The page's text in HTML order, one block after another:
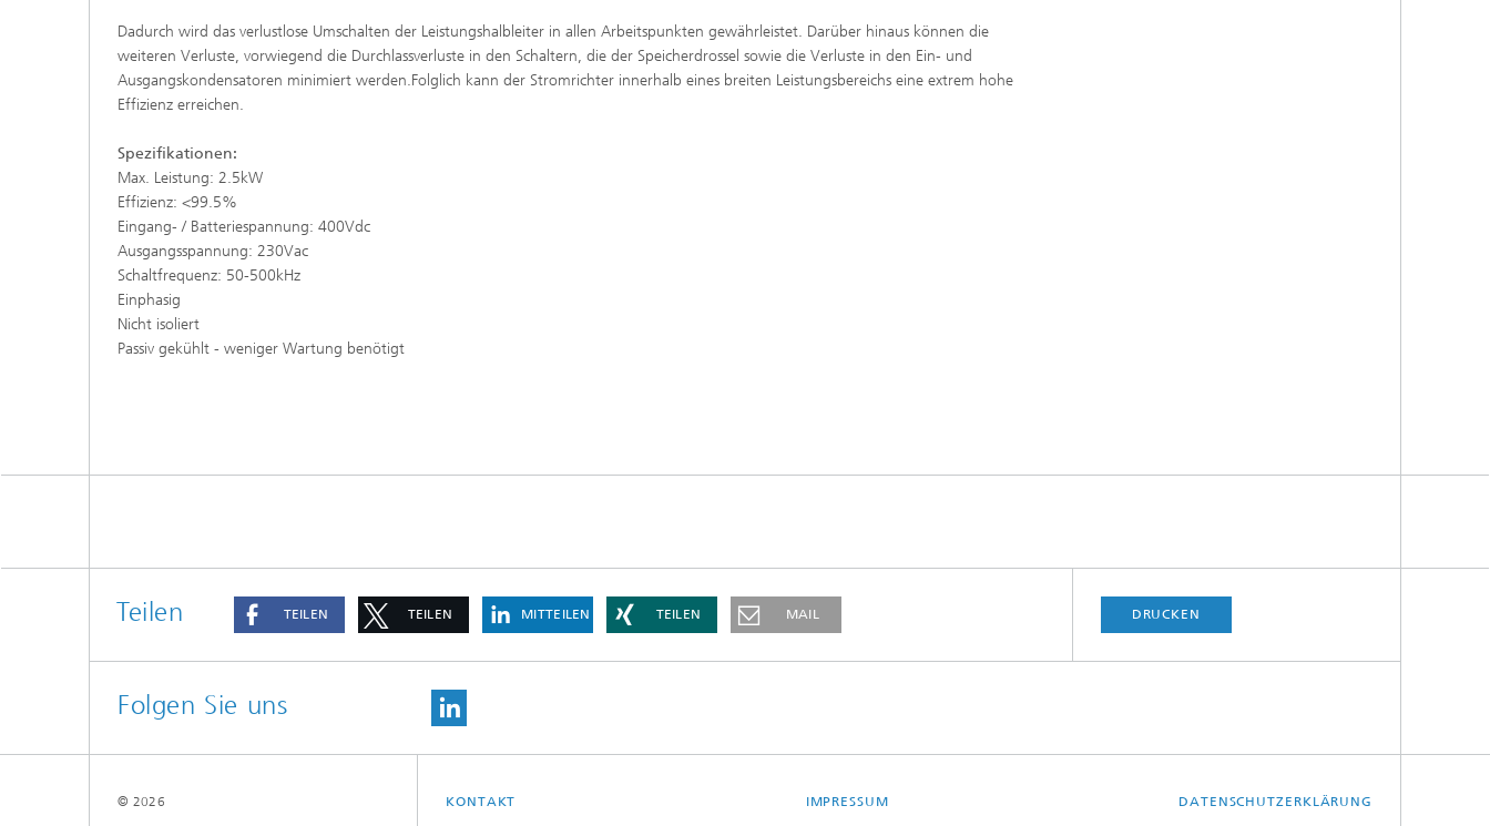
Dadurch wird das verlustlose Umschalten der Leistungshalbleiter in allen Arbeitspunkten gewährleistet. Darüber hinaus können die
weiteren Verluste, vorwiegend die Durchlassverluste in den Schaltern, die der Speicherdrossel sowie die Verluste in den Ein- und
Ausgangskondensatoren minimiert werden.Folglich kann der Stromrichter innerhalb eines breiten Leistungsbereichs eine extrem hohe
Effizienz erreichen.
Spezifikationen:
Max. Leistung: 2.5kW
Effizienz: <99.5%
Eingang- / Batteriespannung: 400Vdc
Ausgangsspannung: 230Vac
Schaltfrequenz: 50-500kHz
Einphasig
Nicht isoliert
Passiv gekühlt - weniger Wartung benötigt
Teilen TEILEN TEILEN MITTEILEN TEILEN MAIL DRUCKEN
Folgen Sie uns
KONTAKT IMPRESSUM DATENSCHUTZERKLÄRUNG
© 2026